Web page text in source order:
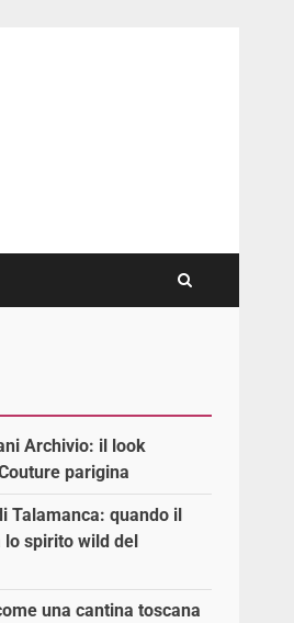
Archivio: il look
parigina
Talamanca: quando il
spirito wild del
una cantina toscana